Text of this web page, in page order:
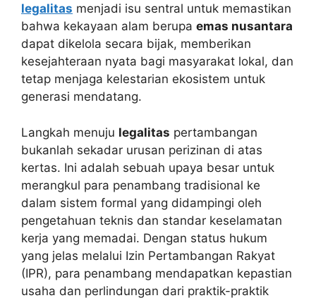
legalitas menjadi isu sentral untuk memastikan
bahwa kekayaan alam berupa emas nusantara
dapat dikelola secara bijak, memberikan
kesejahteraan nyata bagi masyarakat lokal, dan
tetap menjaga kelestarian ekosistem untuk
generasi mendatang.
Langkah menuju legalitas pertambangan
bukanlah sekadar urusan perizinan di atas
kertas. Ini adalah sebuah upaya besar untuk
merangkul para penambang tradisional ke
dalam sistem formal yang didampingi oleh
pengetahuan teknis dan standar keselamatan
kerja yang memadai. Dengan status hukum
yang jelas melalui Izin Pertambangan Rakyat
(IPR), para penambang mendapatkan kepastian
usaha dan perlindungan dari praktik-praktik